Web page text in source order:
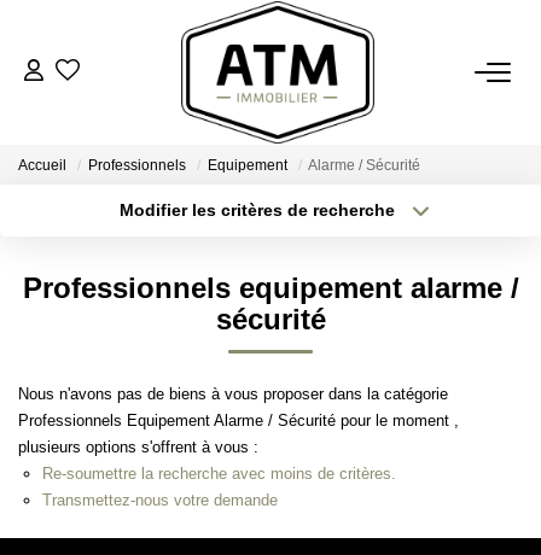
ACHETER
Notre Agence
Nos Engagements
Nos Avis Clients
Accueil Professionnels Equipement Alarme / Sécurité
Modifier les critères de recherche
Type de bien
Surface min
Créer une alerte
Professionnels equipement alarme /
sécurité
Nous n'avons pas de biens à vous proposer dans la catégorie
Professionnels Equipement Alarme / Sécurité pour le moment ,
plusieurs options s'offrent à vous :
Re-soumettre la recherche avec moins de critères.
Transmettez-nous votre demande